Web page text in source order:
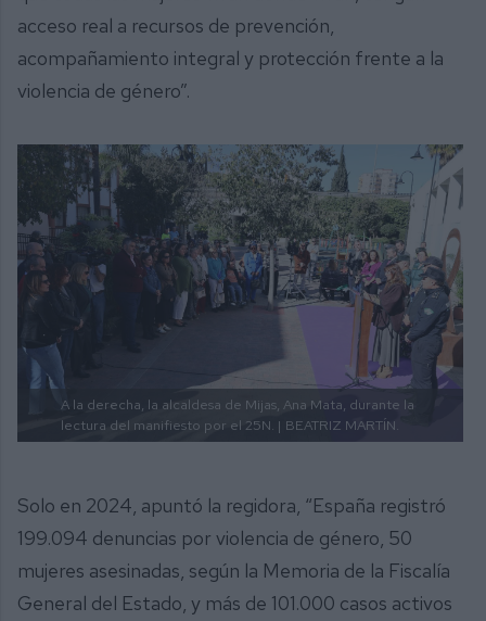
acceso real a recursos de prevención,
acompañamiento integral y protección frente a la
violencia de género”.
A la derecha, la alcaldesa de Mijas, Ana Mata, durante la
lectura del manifiesto por el 25N. | BEATRIZ MARTÍN.
Solo en 2024, apuntó la regidora, “España registró
199.094 denuncias por violencia de género, 50
mujeres asesinadas, según la Memoria de la Fiscalía
General del Estado, y más de 101.000 casos activos